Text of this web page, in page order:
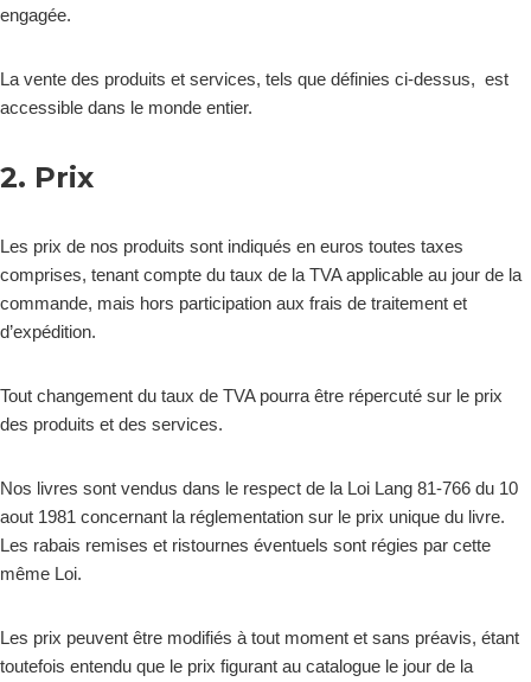
engagée.
La vente des produits et services, tels que définies ci-dessus, est
accessible dans le monde entier.
2. Prix
Les prix de nos produits sont indiqués en euros toutes taxes
comprises, tenant compte du taux de la TVA applicable au jour de la
commande, mais hors participation aux frais de traitement et
d’expédition.
Tout changement du taux de TVA pourra être répercuté sur le prix
des produits et des services.
Nos livres sont vendus dans le respect de la Loi Lang 81-766 du 10
aout 1981 concernant la réglementation sur le prix unique du livre.
Les rabais remises et ristournes éventuels sont régies par cette
même Loi.
Les prix peuvent être modifiés à tout moment et sans préavis, étant
toutefois entendu que le prix figurant au catalogue le jour de la